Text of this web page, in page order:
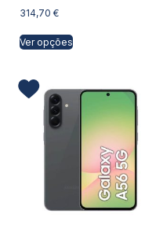
314,70 €
Ver opções